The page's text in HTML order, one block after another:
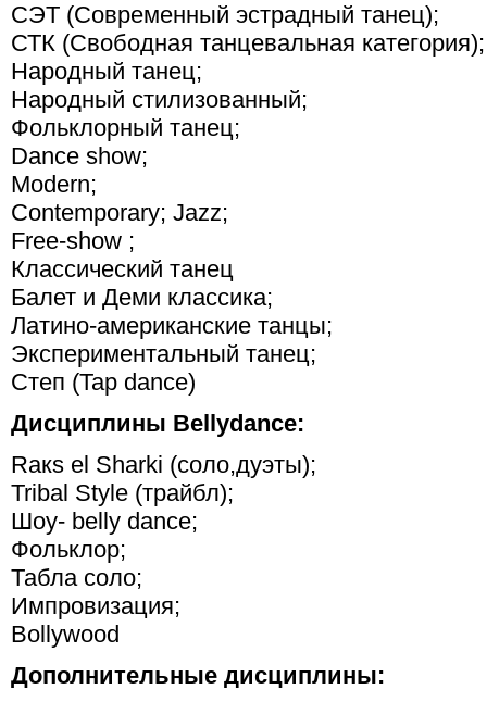
СЭТ (Современный эстрадный танец);
СТК (Свободная танцевальная категория);
Народный танец;
Народный стилизованный;
Фольклорный танец;
Dance show;
Modern;
Contemporary; Jazz;
Free-show ;
Классический танец
Балет и Деми классика;
Латино-американские танцы;
Экспериментальный танец;
Степ (Tap dance)
Дисциплины Bellydance:
Raкs еl Sharki (соло,дуэты);
Tribal Style (трайбл);
Шоу- belly dance;
Фольклор;
Табла соло;
Импровизация;
Bollywood
Дополнительные дисциплины: